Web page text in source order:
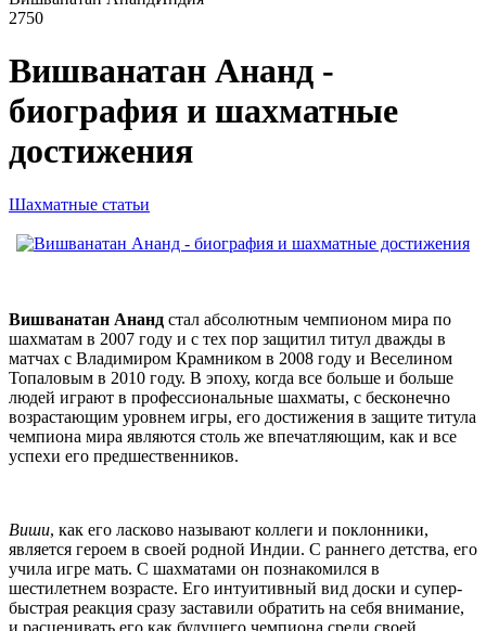
2750
Вишванатан Ананд -
биография и шахматные
достижения
Шахматные статьи
Вишванатан Ананд стал абсолютным чемпионом мира по
шахматам в 2007 году и с тех пор защитил титул дважды в
матчах с Владимиром Крамником в 2008 году и Веселином
Топаловым в 2010 году. В эпоху, когда все больше и больше
людей играют в профессиональные шахматы, с бесконечно
возрастающим уровнем игры, его достижения в защите титула
чемпиона мира являются столь же впечатляющим, как и все
успехи его предшественников.
Виши, как его ласково называют коллеги и поклонники,
является героем в своей родной Индии. С раннего детства, его
учила игре мать. С шахматами он познакомился в
шестилетнем возрасте. Его интуитивный вид доски и супер-
быстрая реакция сразу заставили обратить на себя внимание,
и расценивать его как будущего чемпиона среди своей